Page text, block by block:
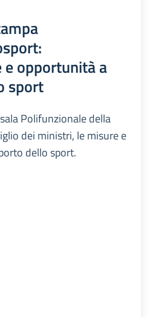
opportunità a
sport
Polifunzionale della
dei ministri, le misure e
dello sport.